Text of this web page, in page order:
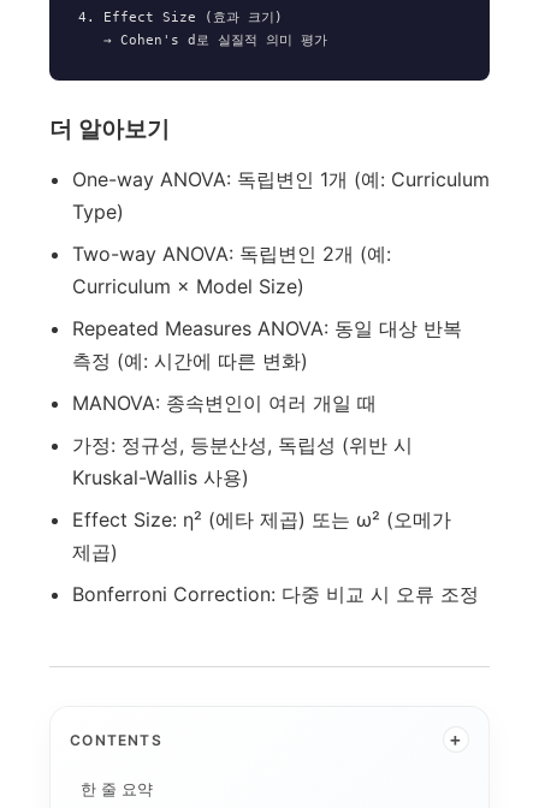
4. Effect Size (효과 크기)
더 알아보기
One-way ANOVA: 독립변인 1개 (예: Curriculum
Type)
Two-way ANOVA: 독립변인 2개 (예:
Curriculum × Model Size)
Repeated Measures ANOVA: 동일 대상 반복
측정 (예: 시간에 따른 변화)
MANOVA: 종속변인이 여러 개일 때
가정: 정규성, 등분산성, 독립성 (위반 시
Kruskal-Wallis 사용)
Effect Size: η² (에타 제곱) 또는 ω² (오메가
제곱)
Bonferroni Correction: 다중 비교 시 오류 조정
CONTENTS +
한 줄 요약